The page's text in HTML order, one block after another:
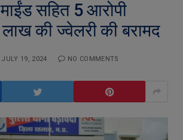
सहित 5 आरोपी
लाख की ज्वेलरी की बरामद
JULY 19, 2024 NO COMMENTS